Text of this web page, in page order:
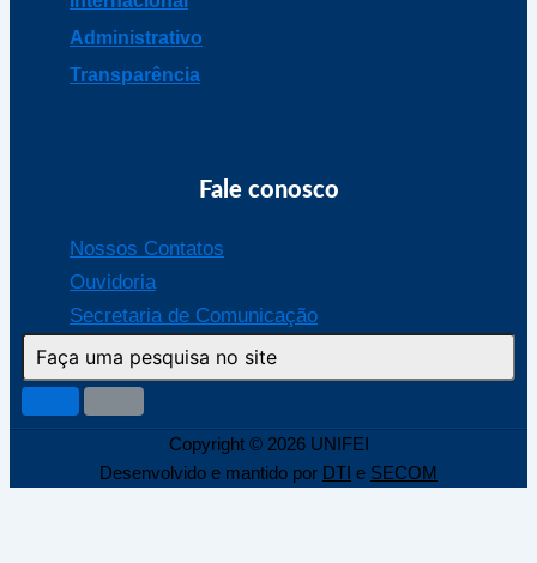
Administrativo
Transparência
Fale conosco
Nossos Contatos
Ouvidoria
Secretaria de Comunicação
Copyright © 2026 UNIFEI
Desenvolvido e mantido por DTI e SECOM